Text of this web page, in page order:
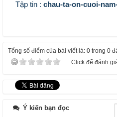
Tập tin : chau-ta-on-cuoi-
Tổng số điểm của bài viết là: 0 trong 0
Click để đánh
Ý kiến bạn đọc